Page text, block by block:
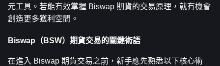
元工具。若能有效掌握 Biswap 期貨的交易原理，就有機會
創造更多獲利空間。
Biswap（BSW）期貨交易的關鍵術語
在進入 Biswap 期貨交易之前，新手應先熟悉以下核心術